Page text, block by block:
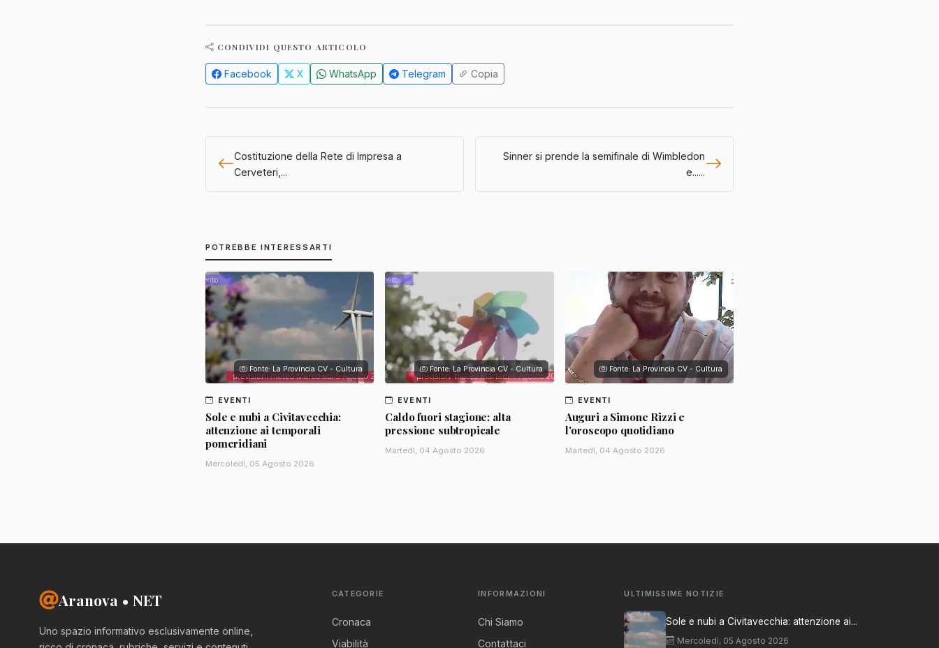
CONDIVIDI QUESTO ARTICOLO
Facebook X WhatsApp Telegram Copia
Costituzione della Rete di Impresa a
Cerveteri,...
Sinner si prende la semifinale di Wimbledon
e......
POTREBBE INTERESSARTI
Fonte: La Provincia CV - Cultura
EVENTI
Sole e nubi a Civitavecchia:
attenzione ai temporali
pomeridiani
Mercoledì, 05 Agosto 2026
Fonte: La Provincia CV - Cultura
EVENTI
Caldo fuori stagione: alta
pressione subtropicale
Martedì, 04 Agosto 2026
Fonte: La Provincia CV - Cultura
EVENTI
Auguri a Simone Rizzi e
l'oroscopo quotidiano
Martedì, 04 Agosto 2026
Aranova • NET
Uno spazio informativo esclusivamente online,
CATEGORIE
Cronaca
Viabilità
INFORMAZIONI
Chi Siamo
Contattaci
ULTIMISSIME NOTIZIE
Sole e nubi a Civitavecchia: attenzione ai...
Mercoledì, 05 Agosto 2026